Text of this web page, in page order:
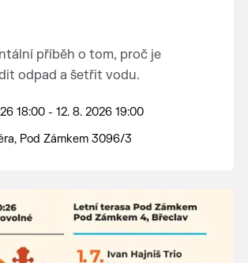
příběh o tom, proč je
odpad a šetřit vodu.
za příznivého počasí.
18:00 - 12. 8. 2026 19:00
Pod Zámkem 3096/3